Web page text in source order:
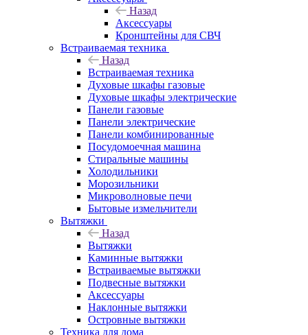
Назад
Аксессуары
Кронштейны для СВЧ
Встраиваемая техника
Назад
Встраиваемая техника
Духовые шкафы газовые
Духовые шкафы электрические
Панели газовые
Панели электрические
Панели комбинированные
Посудомоечная машина
Стиральные машины
Холодильники
Морозильники
Микроволновые печи
Бытовые измельчители
Вытяжки
Назад
Вытяжки
Каминные вытяжки
Встраиваемые вытяжки
Подвесные вытяжки
Аксессуары
Наклонные вытяжки
Островные вытяжки
Техника для дома